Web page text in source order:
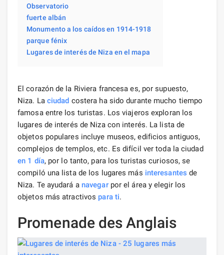
Observatorio
fuerte albán
Monumento a los caídos en 1914-1918
parque fénix
Lugares de interés de Niza en el mapa
El corazón de la Riviera francesa es, por supuesto,
Niza. La ciudad costera ha sido durante mucho tiempo
famosa entre los turistas. Los viajeros exploran los
lugares de interés de Niza con interés. La lista de
objetos populares incluye museos, edificios antiguos,
complejos de templos, etc. Es difícil ver toda la ciudad
en 1 día, por lo tanto, para los turistas curiosos, se
compiló una lista de los lugares más interesantes de
Niza. Te ayudará a navegarpor el área y elegir los
objetos más atractivos para ti.
Promenade des Anglais